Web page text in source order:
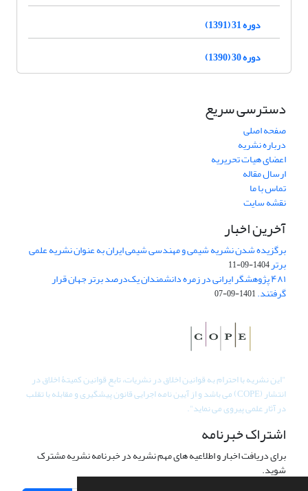
دوره 31 (1391)
دوره 30 (1390)
دسترسی سریع
صفحه اصلی
درباره نشریه
اعضای هیات تحریریه
ارسال مقاله
تماس با ما
نقشه سایت
آخرین اخبار
برگزیده شدن نشریه شیمی و مهندسی شیمی ایران به عنوان نشریه علمی
برتر1404-09-11
۴۸۱ پژوهشگر ایرانی در زمره دانشمندان یک‌درصد برتر جهان قرار
گرفتند.1401-09-07
"این نشریه با احترام به قوانین اخلاق در نشریات، تابع قوانین کمیتۀ اخلاق در
انتشار (COPE) می باشد و از آیین نامه اجرایی قانون پیشگیری و مقابله با تقلب
در آثار علمی پیروی می نماید".
اشتراک خبرنامه
برای دریافت اخبار و اطلاعیه های مهم نشریه در خبرنامه نشریه مشترک
شوید.